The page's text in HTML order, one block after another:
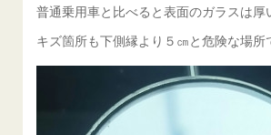
普通乗用車と比べると表面のガラスは厚
キズ箇所も下側縁より５㎝と危険な場所